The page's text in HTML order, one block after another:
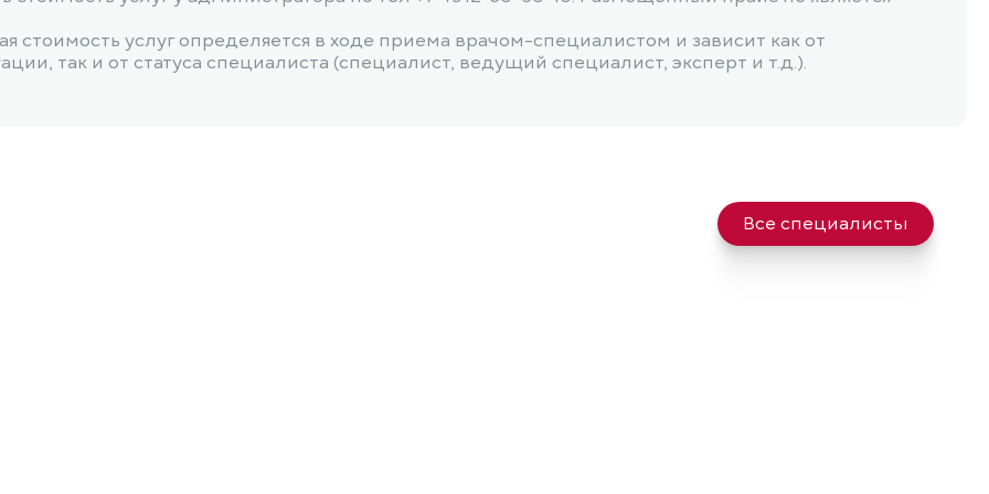
услуг определяется в ходе приема врачом-специалистом и зависит как от
так и от статуса специалиста (специалист, ведущий специалист, эксперт и т.д.).
Все специалисты